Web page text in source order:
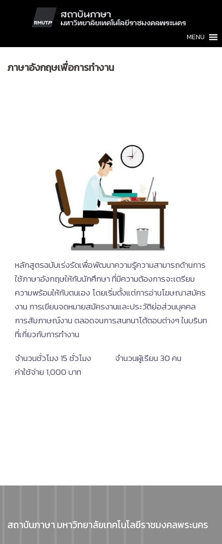
MENU
ภาษาอังกฤษเพื่อการทำงาน
หลักสูตรฉบับเร่งรัดเพื่อพัฒนาความรู้ความสามารถด้านการ
ใช้ภาษาอังกฤษให้กับนักศึกษา ที่มีความต้องการจะเตรียม
ความพร้อมให้กับตนเอง โดยเริ่มตั้งแต่การอ่านโฆษณาสมัคร
งาน การเขียนจดหมายสมัครงานและประวัติย่อส่วนบุคคล
การสัมภาษณ์งาน ตลอดจนการสนทนาโต้ตอบต่างๆ ในบริบท
ที่เกี่ยวกับการทำงาน
จำนวนชั่วโมง 15 ชั่วโมง จำนวนผู้เรียน 30 คน
ค่าใช้จ่าย 1,000 บาท
สถาบันภาษา มหาวิทยาลัยเทคโนโลยีราชมงคลพระนคร